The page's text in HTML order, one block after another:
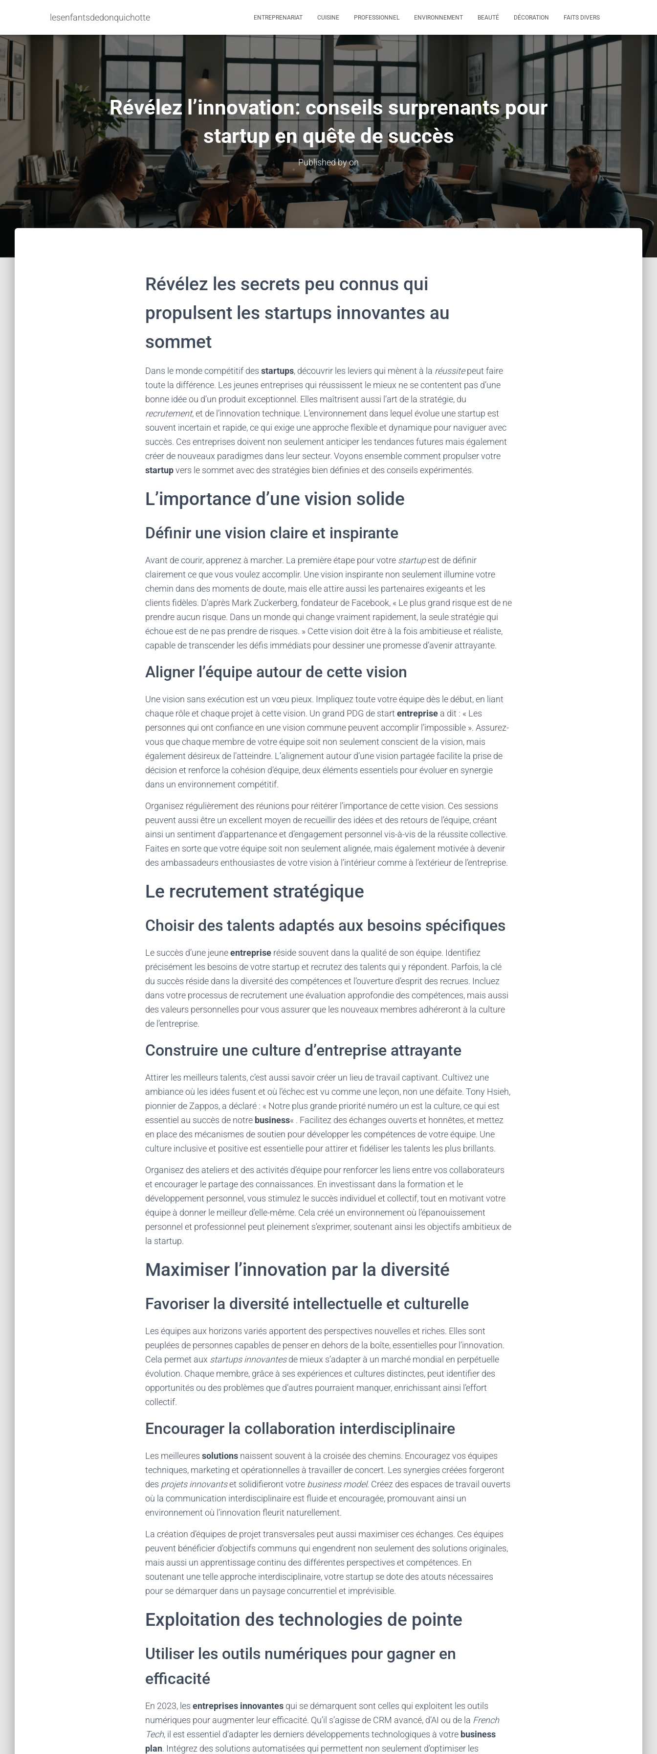
lesenfantsdedonquichotte ENTREPRENARIAT CUISINE PROFESSIONNEL ENVIRONNEMENT BEAUTÉ DÉCORATION FAITS DIVERS
Révélez l’innovation: conseils surprenants pour
startup en quête de succès
Published byon
Révélez les secrets peu connus qui
propulsent les startups innovantes au
sommet
Dans le monde compétitif des startups, découvrir les leviers qui mènent à la réussitepeut faire
toute la différence. Les jeunes entreprises qui réussissent le mieux ne se contentent pas d’une
bonne idée ou d’un produit exceptionnel. Elles maîtrisent aussi l’art de la stratégie, du
recrutement, et de l’innovation technique. L’environnement dans lequel évolue une startup est
souvent incertain et rapide, ce qui exige une approche flexible et dynamique pour naviguer avec
succès. Ces entreprises doivent non seulement anticiper les tendances futures mais également
créer de nouveaux paradigmes dans leur secteur. Voyons ensemble comment propulser votre
startupvers le sommet avec des stratégies bien définies et des conseils expérimentés.
L’importance d’une vision solide
Définir une vision claire et inspirante
Avant de courir, apprenez à marcher. La première étape pour votre startupest de définir
clairement ce que vous voulez accomplir. Une vision inspirante non seulement illumine votre
chemin dans des moments de doute, mais elle attire aussi les partenaires exigeants et les
clients fidèles. D’après Mark Zuckerberg, fondateur de Facebook, « Le plus grand risque est de ne
prendre aucun risque. Dans un monde qui change vraiment rapidement, la seule stratégie qui
échoue est de ne pas prendre de risques. » Cette vision doit être à la fois ambitieuse et réaliste,
capable de transcender les défis immédiats pour dessiner une promesse d’avenir attrayante.
Aligner l’équipe autour de cette vision
Une vision sans exécution est un vœu pieux. Impliquez toute votre équipe dès le début, en liant
chaque rôle et chaque projet à cette vision. Un grand PDG de start entreprise a dit : « Les
personnes qui ont confiance en une vision commune peuvent accomplir l’impossible ». Assurez-
vous que chaque membre de votre équipe soit non seulement conscient de la vision, mais
également désireux de l’atteindre. L’alignement autour d’une vision partagée facilite la prise de
décision et renforce la cohésion d’équipe, deux éléments essentiels pour évoluer en synergie
dans un environnement compétitif.
Organisez régulièrement des réunions pour réitérer l’importance de cette vision. Ces sessions
peuvent aussi être un excellent moyen de recueillir des idées et des retours de l’équipe, créant
ainsi un sentiment d’appartenance et d’engagement personnel vis-à-vis de la réussite collective.
Faites en sorte que votre équipe soit non seulement alignée, mais également motivée à devenir
des ambassadeurs enthousiastes de votre vision à l’intérieur comme à l’extérieur de l’entreprise.
Le recrutement stratégique
Choisir des talents adaptés aux besoins spécifiques
Le succès d’une jeuneentreprise réside souvent dans la qualité de son équipe. Identifiez
précisément les besoins de votre startup et recrutez des talents qui y répondent. Parfois, la clé
du succès réside dans la diversité des compétences et l’ouverture d’esprit des recrues. Incluez
dans votre processus de recrutement une évaluation approfondie des compétences, mais aussi
des valeurs personnelles pour vous assurer que les nouveaux membres adhéreront à la culture
de l’entreprise.
Construire une culture d’entreprise attrayante
Attirer les meilleurs talents, c’est aussi savoir créer un lieu de travail captivant. Cultivez une
ambiance où les idées fusent et où l’échec est vu comme une leçon, non une défaite. Tony Hsieh,
pionnier de Zappos, a déclaré : « Notre plus grande priorité numéro un est la culture, ce qui est
essentiel au succès de notre business« . Facilitez des échanges ouverts et honnêtes, et mettez
en place des mécanismes de soutien pour développer les compétences de votre équipe. Une
culture inclusive et positive est essentielle pour attirer et fidéliser les talents les plus brillants.
Organisez des ateliers et des activités d’équipe pour renforcer les liens entre vos collaborateurs
et encourager le partage des connaissances. En investissant dans la formation et le
développement personnel, vous stimulez le succès individuel et collectif, tout en motivant votre
équipe à donner le meilleur d’elle-même. Cela créé un environnement où l’épanouissement
personnel et professionnel peut pleinement s’exprimer, soutenant ainsi les objectifs ambitieux de
la startup.
Maximiser l’innovation par la diversité
Favoriser la diversité intellectuelle et culturelle
Les équipes aux horizons variés apportent des perspectives nouvelles et riches. Elles sont
peuplées de personnes capables de penser en dehors de la boîte, essentielles pour l’innovation.
Cela permet aux startups innovantesde mieux s’adapter à un marché mondial en perpétuelle
évolution. Chaque membre, grâce à ses expériences et cultures distinctes, peut identifier des
opportunités ou des problèmes que d’autres pourraient manquer, enrichissant ainsi l’effort
collectif.
Encourager la collaboration interdisciplinaire
Les meilleures solutions naissent souvent à la croisée des chemins. Encouragez vos équipes
techniques, marketing et opérationnelles à travailler de concert. Les synergies créées forgeront
des projets innovantset solidifieront votre business model. Créez des espaces de travail ouverts
où la communication interdisciplinaire est fluide et encouragée, promouvant ainsi un
environnement où l’innovation fleurit naturellement.
La création d’équipes de projet transversales peut aussi maximiser ces échanges. Ces équipes
peuvent bénéficier d’objectifs communs qui engendrent non seulement des solutions originales,
mais aussi un apprentissage continu des différentes perspectives et compétences. En
soutenant une telle approche interdisciplinaire, votre startup se dote des atouts nécessaires
pour se démarquer dans un paysage concurrentiel et imprévisible.
Exploitation des technologies de pointe
Utiliser les outils numériques pour gagner en
efficacité
En 2023, les entreprises innovantes qui se démarquent sont celles qui exploitent les outils
numériques pour augmenter leur efficacité. Qu’il s’agisse de CRM avancé, d’AI ou de la French
Tech, il est essentiel d’adapter les derniers développements technologiques à votre business
plan. Intégrez des solutions automatisées qui permettent non seulement d’optimiser les